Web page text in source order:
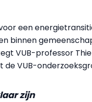
een
binnen
VUB-professor
de VUB-
zijn